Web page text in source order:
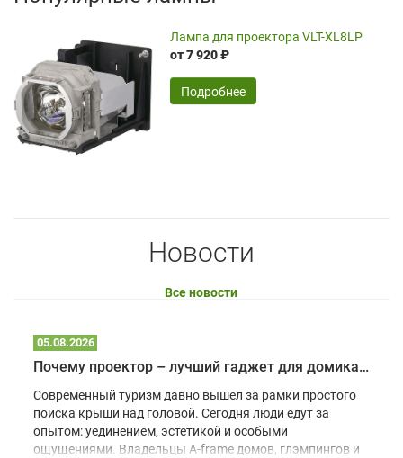
Лампа для проектора VLT-XL8LP
от 7 920 ₽
Подробнее
Новости
Все новости
05.08.2026
Почему проектор – лучший гаджет для домика в глэмпинге
Современный туризм давно вышел за рамки простого
поиска крыши над головой. Сегодня люди едут за
опытом: уединением, эстетикой и особыми
ощущениями. Владельцы A-frame домов, глэмпингов и